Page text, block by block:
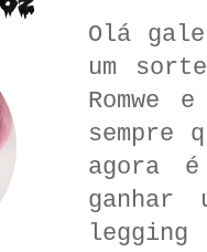
Olá
um
Romwe
sempre
agora
ganhar
legging